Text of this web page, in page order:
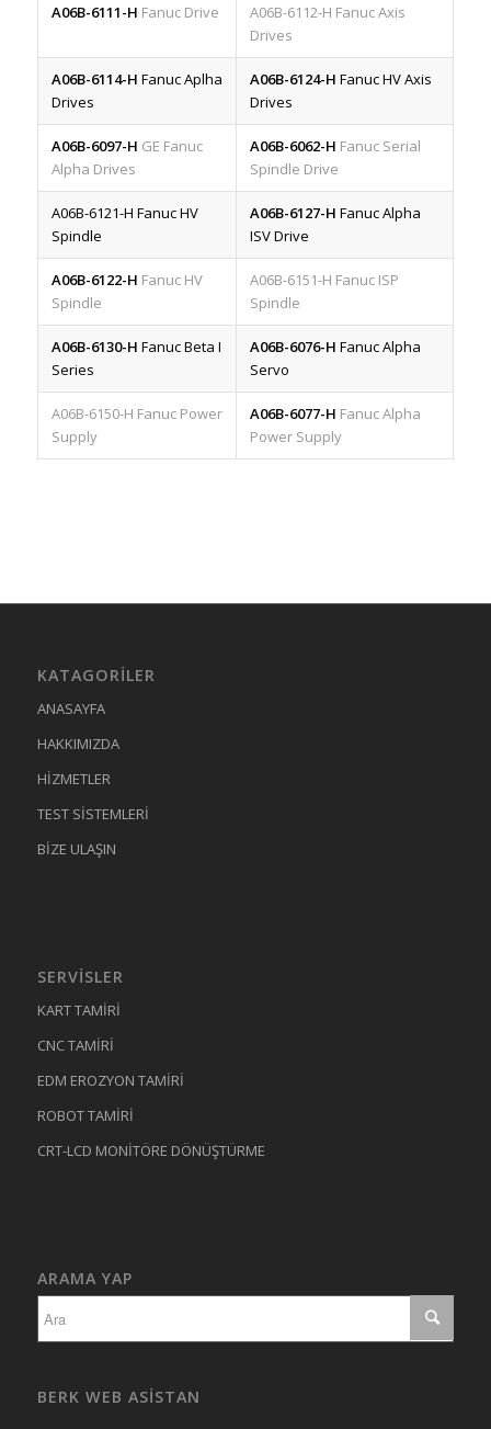
A06B-6111-H Fanuc Drive
A06B-6112-H Fanuc Axis
Drives
A06B-6114-H Fanuc Aplha
Drives
A06B-6124-H Fanuc HV Axis
Drives
A06B-6097-H GE Fanuc
Alpha Drives
A06B-6062-H Fanuc Serial
Spindle Drive
A06B-6121-H Fanuc HV
Spindle
A06B-6127-H Fanuc Alpha
ISV Drive
A06B-6122-H Fanuc HV
Spindle
A06B-6151-H Fanuc ISP
Spindle
A06B-6130-H Fanuc Beta I
Series
A06B-6076-H Fanuc Alpha
Servo
A06B-6150-H Fanuc Power
Supply
A06B-6077-H Fanuc Alpha
Power Supply
KATAGORILER
ANASAYFA
HAKKIMIZDA
HİZMETLER
TEST SİSTEMLERİ
BİZE ULAŞIN
SERVISLER
KART TAMİRİ
CNC TAMİRİ
EDM EROZYON TAMİRİ
ROBOT TAMİRİ
CRT-LCD MONİTÖRE DÖNÜŞTÜRME
ARAMA YAP
BERK WEB ASISTAN